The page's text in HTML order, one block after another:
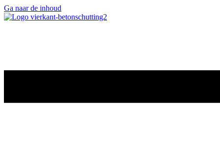
Ga naar de inhoud